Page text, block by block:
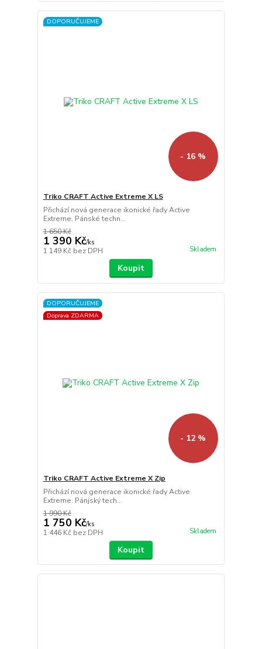
DOPORUČUJEME
- 16 %
Triko CRAFT Active Extreme X LS
Přichází nová generace ikonické řady Active
Extreme. Pánské techn...
1 650 Kč
1 390 Kč/ks
1 149 Kč bez DPH Skladem
Koupit
DOPORUČUJEME
Doprava ZDARMA
- 12 %
Triko CRAFT Active Extreme X Zip
Přichází nová generace ikonické řady Active
Extreme. Pánjský tech...
1 990 Kč
1 750 Kč/ks
1 446 Kč bez DPH Skladem
Koupit